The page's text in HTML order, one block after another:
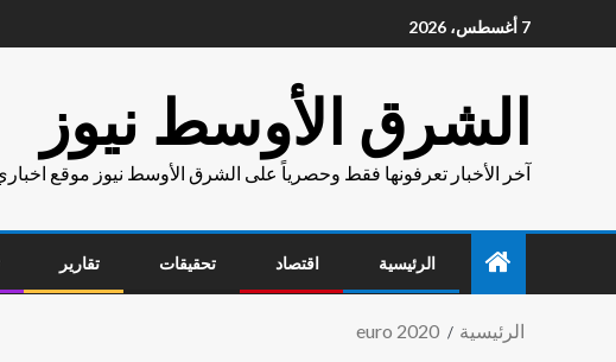
7 أغسطس، 2026
الشرق الأوسط نيوز
آخر الأخبار تعرفونها فقط وحصرياً على الشرق الأوسط نيوز موقع
الرئيسية اقتصاد تحقيقات تقارير
الرئيسية euro 2020